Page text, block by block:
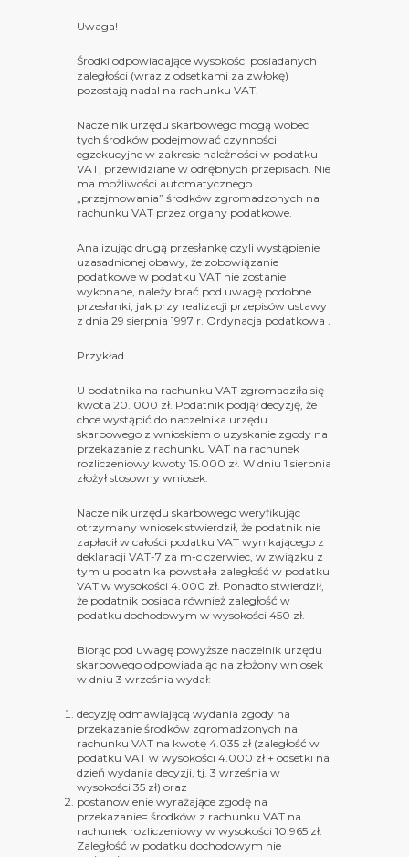
Uwaga!
Środki odpowiadające wysokości posiadanych
zaległości (wraz z odsetkami za zwłokę)
pozostają nadal na rachunku VAT.
Naczelnik urzędu skarbowego mogą wobec
tych środków podejmować czynności
egzekucyjne w zakresie należności w podatku
VAT, przewidziane w odrębnych przepisach. Nie
ma możliwości automatycznego
„przejmowania” środków zgromadzonych na
rachunku VAT przez organy podatkowe.
Analizując drugą przesłankę czyli wystąpienie
uzasadnionej obawy, że zobowiązanie
podatkowe w podatku VAT nie zostanie
wykonane, należy brać pod uwagę podobne
przesłanki, jak przy realizacji przepisów ustawy
z dnia 29 sierpnia 1997 r. Ordynacja podatkowa .
Przykład
U podatnika na rachunku VAT zgromadziła się
kwota 20. 000 zł. Podatnik podjął decyzję, że
chce wystąpić do naczelnika urzędu
skarbowego z wnioskiem o uzyskanie zgody na
przekazanie z rachunku VAT na rachunek
rozliczeniowy kwoty 15.000 zł. W dniu 1 sierpnia
złożył stosowny wniosek.
Naczelnik urzędu skarbowego weryfikując
otrzymany wniosek stwierdził, że podatnik nie
zapłacił w całości podatku VAT wynikającego z
deklaracji VAT-7 za m-c czerwiec, w związku z
tym u podatnika powstała zaległość w podatku
VAT w wysokości 4.000 zł. Ponadto stwierdził,
że podatnik posiada również zaległość w
podatku dochodowym w wysokości 450 zł.
Biorąc pod uwagę powyższe naczelnik urzędu
skarbowego odpowiadając na złożony wniosek
w dniu 3 września wydał:
decyzję odmawiającą wydania zgody na
przekazanie środków zgromadzonych na
rachunku VAT na kwotę 4.035 zł (zaległość w
podatku VAT w wysokości 4.000 zł + odsetki na
dzień wydania decyzji, tj. 3 września w
wysokości 35 zł) oraz
postanowienie wyrażające zgodę na
przekazanie= środków z rachunku VAT na
rachunek rozliczeniowy w wysokości 10.965 zł.
Zaległość w podatku dochodowym nie